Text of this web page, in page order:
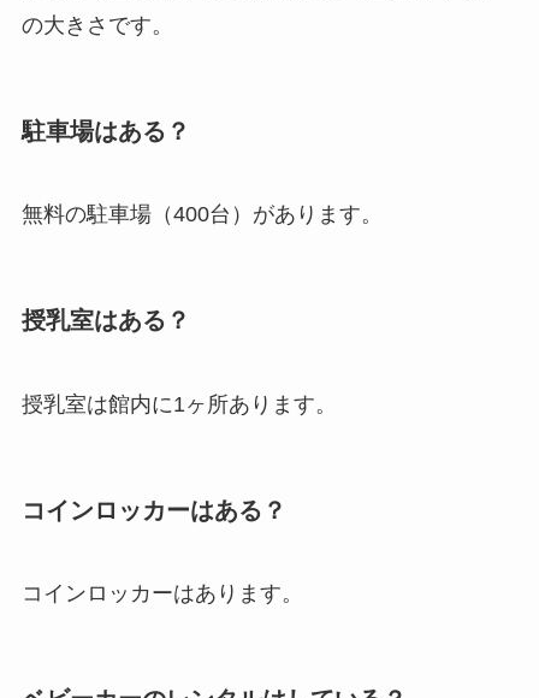
の大きさです。
駐車場はある？
無料の駐車場（400台）があります。
授乳室はある？
授乳室は館内に1ヶ所あります。
コインロッカーはある？
コインロッカーはあります。